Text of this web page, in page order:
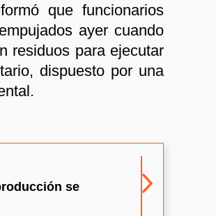
que funcionarios
ayer cuando
residuos para ejecutar
dispuesto por una
se